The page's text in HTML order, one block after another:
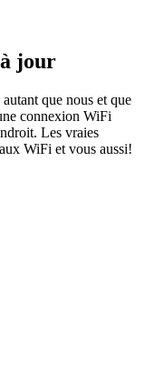
jour
que nous et que
connexion WiFi
Les vraies
WiFi et vous aussi!